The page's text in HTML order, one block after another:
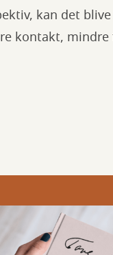
kan det
kontakt,